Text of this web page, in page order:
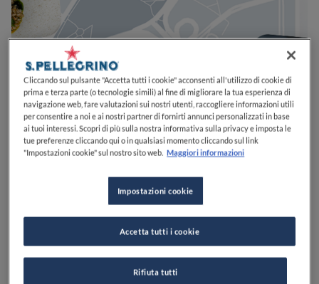
Cliccando sul pulsante "Accetta tutti i cookie" acconsenti all'utilizzo di cookie di
prima e terza parte (o tecnologie simili) al fine di migliorare la tua esperienza di
navigazione web, fare valutazioni sui nostri utenti, raccogliere informazioni utili
per consentire a noi e ai nostri partner di fornirti annunci personalizzati in base
ai tuoi interessi. Scopri di più sulla nostra informativa sulla privacy e imposta le
tue preferenze cliccando qui o in qualsiasi momento cliccando sul link
"Impostazioni cookie" sul nostro sito web. Maggiori informazioni
Impostazioni cookie
Rifiuta tutti
Accetta tutti i cookie